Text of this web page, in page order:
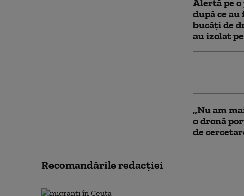
Alertă pe
după ce
bucăți de
au izolat
„Nu am
o dronă
de
Recomandările redacţiei